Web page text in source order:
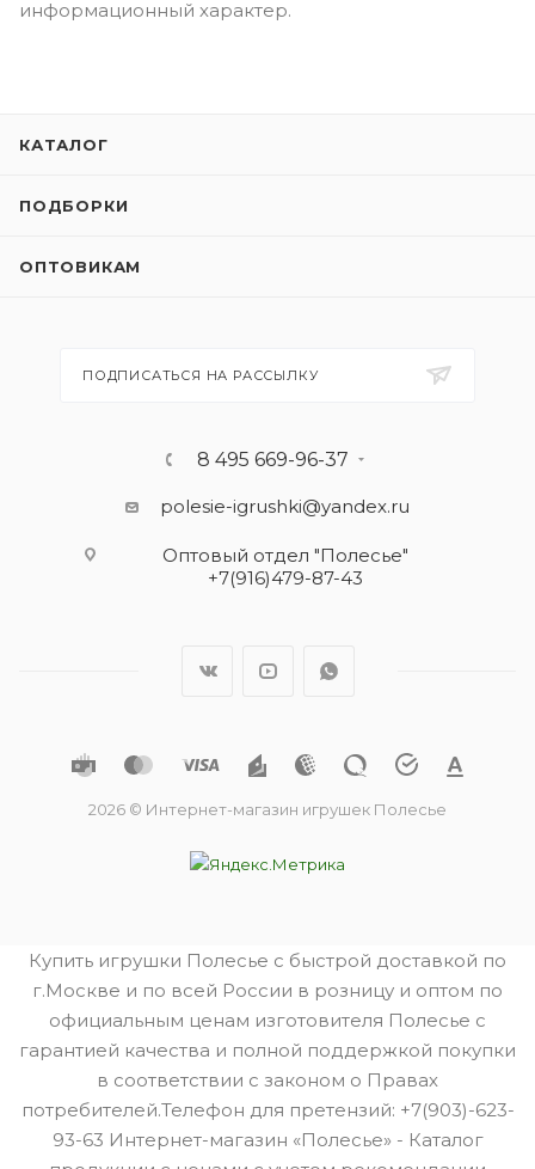
информационный характер.
КАТАЛОГ
ПОДБОРКИ
ОПТОВИКАМ
ПОДПИСАТЬСЯ НА РАССЫЛКУ
8 495 669-96-37
polesie-igrushki@yandex.ru
Оптовый отдел "Полесье"
+7(916)479-87-43
2026 © Интернет-магазин игрушек Полесье
Купить игрушки Полесье с быстрой доставкой по
г.Москве и по всей России в розницу и оптом по
официальным ценам изготовителя Полесье с
гарантией качества и полной поддержкой покупки
в соответствии с законом о Правах
потребителей.Телефон для претензий: +7(903)-623-
93-63 Интернет-магазин «Полесье» - Каталог